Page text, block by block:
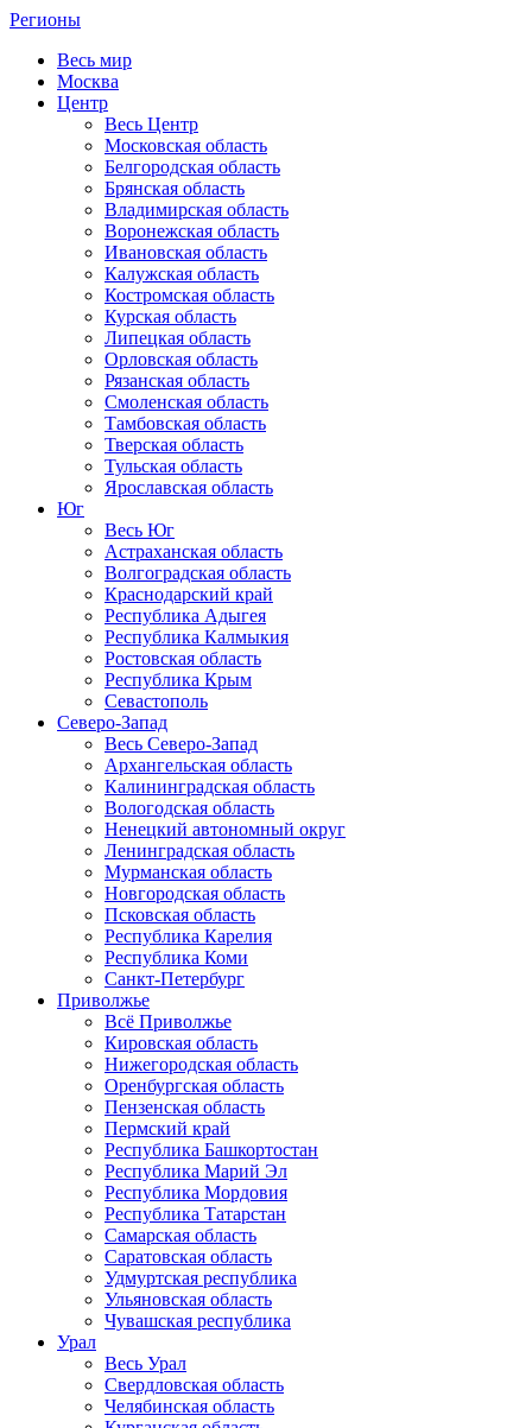
Регионы
Весь мир
Москва
Центр
Весь Центр
Московская область
Белгородская область
Брянская область
Владимирская область
Воронежская область
Ивановская область
Калужская область
Костромская область
Курская область
Липецкая область
Орловская область
Рязанская область
Смоленская область
Тамбовская область
Тверская область
Тульская область
Ярославская область
Юг
Весь Юг
Астраханская область
Волгоградская область
Краснодарский край
Республика Адыгея
Республика Калмыкия
Ростовская область
Республика Крым
Севастополь
Северо-Запад
Весь Северо-Запад
Архангельская область
Калининградская область
Вологодская область
Ненецкий автономный округ
Ленинградская область
Мурманская область
Новгородская область
Псковская область
Республика Карелия
Республика Коми
Санкт-Петербург
Приволжье
Всё Приволжье
Кировская область
Нижегородская область
Оренбургская область
Пензенская область
Пермский край
Республика Башкортостан
Республика Марий Эл
Республика Мордовия
Республика Татарстан
Самарская область
Саратовская область
Удмуртская республика
Ульяновская область
Чувашская республика
Урал
Весь Урал
Свердловская область
Челябинская область